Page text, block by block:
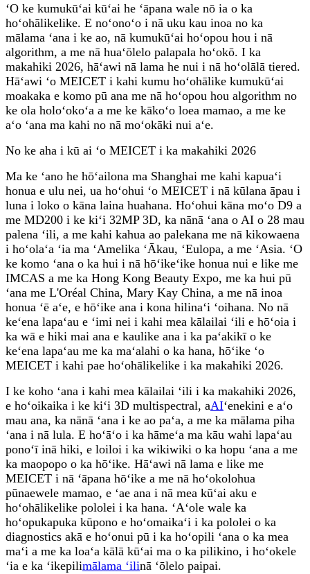
ʻO ke kumukūʻai kūʻai he ʻāpana wale nō ia o ka
hoʻohālikelike. E noʻonoʻo i nā uku kau inoa no ka
mālama ʻana i ke ao, nā kumukūʻai hoʻopou hou i nā
algorithm, a me nā huaʻōlelo palapala hoʻokō. I ka
makahiki 2026, hāʻawi nā lama he nui i nā hoʻolālā tiered.
Hāʻawi ʻo MEICET i kahi kumu hoʻohālike kumukūʻai
moakaka e komo pū ana me nā hoʻopou hou algorithm no
ke ola holoʻokoʻa a me ke kākoʻo loea mamao, a me ke
aʻo ʻana ma kahi no nā moʻokāki nui aʻe.
No ke aha i kū ai ʻo MEICET i ka makahiki 2026
Ma ke ʻano he hōʻailona ma Shanghai me kahi kapuaʻi
honua e ulu nei, ua hoʻohui ʻo MEICET i nā kūlana āpau i
luna i loko o kāna laina huahana. Hoʻohui kāna moʻo D9 a
me MD200 i ke kiʻi 32MP 3D, ka nānā ʻana o AI o 28 mau
palena ʻili, a me kahi kahua ao palekana me nā kikowaena
i hoʻolaʻa ʻia ma ʻAmelika ʻĀkau, ʻEulopa, a me ʻAsia. ʻO
ke komo ʻana o ka hui i nā hōʻikeʻike honua nui e like me
IMCAS a me ka Hong Kong Beauty Expo, me ka hui pū
ʻana me L'Oréal China, Mary Kay China, a me nā inoa
honua ʻē aʻe, e hōʻike ana i kona hilinaʻi ʻoihana. No nā
keʻena lapaʻau e ʻimi nei i kahi mea kālailai ʻili e hōʻoia i
ka wā e hiki mai ana e kaulike ana i ka paʻakikī o ke
keʻena lapaʻau me ka maʻalahi o ka hana, hōʻike ʻo
MEICET i kahi pae hoʻohālikelike i ka makahiki 2026.
I ke koho ʻana i kahi mea kālailai ʻili i ka makahiki 2026,
e hoʻoikaika i ke kiʻi 3D multispectral, aAIʻenekini e aʻo
mau ana, ka nānā ʻana i ke ao paʻa, a me ka mālama piha
ʻana i nā lula. E hoʻāʻo i ka hāmeʻa ma kāu wahi lapaʻau
ponoʻī inā hiki, e loiloi i ka wikiwiki o ka hopu ʻana a me
ka maopopo o ka hōʻike. Hāʻawi nā lama e like me
MEICET i nā ʻāpana hōʻike a me nā hoʻokolohua
pūnaewele mamao, e ʻae ana i nā mea kūʻai aku e
hoʻohālikelike pololei i ka hana. ʻAʻole wale ka
hoʻopukapuka kūpono e hoʻomaikaʻi i ka pololei o ka
diagnostics akā e hoʻonui pū i ka hoʻopili ʻana o ka mea
maʻi a me ka loaʻa kālā kūʻai ma o ka pilikino, i hoʻokele
ʻia e ka ʻikepilimālama ʻilinā ʻōlelo paipai.